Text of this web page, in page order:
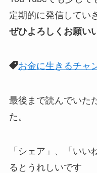
定期的に発信してい
ぜひよろしくお願い
お金に生きるチャ
最後まで読んでいた
た。
「シェア」、「い
るとうれしいです